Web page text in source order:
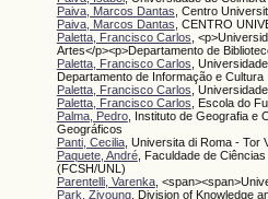
Paiva, Marcos Dantas , Centro
Paiva, Marcos Dantas , CENTRO
Paletta, Francisco Carlos ,
Artes</p><p>Departamento de
Paletta, Francisco Carlos ,
Departamento de Informação e Cultura
Paletta, Francisco Carlos ,
Paletta, Francisco Carlos , Escola do
Palma, Pedro, Instituto de Geografia e
Geográficos
Panti, Cecilia, Universita di Roma - Tor
Paquete, André, Faculdade de
(FCSH/UNL)
Parentelli, Varenka,
Park, Ziyoung, Division of Knowledge